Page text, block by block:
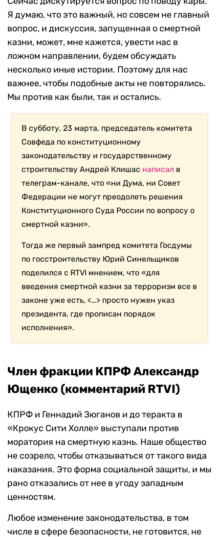
Я думаю, что это важный, но совсем не главный
вопрос, и дискуссия, запущенная о смертной
казни, может, мне кажется, увести нас в
ложном направлении, будем обсуждать
несколько иные истории. Поэтому для нас
важнее, чтобы подобные акты не повторялись.
Мы против как были, так и остались.
В субботу, 23 марта, председатель комитета
Совфеда по конституционному
законодательству и государственному
строительству Андрей Клишас написал в
телеграм-канале, что «ни Дума, ни Совет
Федерации не могут преодолеть решения
Конституционного Суда России по вопросу о
смертной казни».
Тогда же первый зампред комитета Госдумы
по госстроительству Юрий Синельщиков
поделился с RTVI мнением, что «для
введения смертной казни за терроризм все в
законе уже есть, <…> просто нужен указ
президента, где прописан порядок
исполнения».
Член фракции КПРФ Александр
Ющенко (комментарий RTVI)
КПРФ и Геннадий Зюганов и до теракта в
«Крокус Сити Холле» выступали против
моратория на смертную казнь. Наше общество
не созрело, чтобы отказываться от такого вида
наказания. Это форма социальной защиты, и мы
рано отказались от нее в угоду западным
ценностям.
Любое изменение законодательства, в том
числе в сфере безопасности, не готовится, не